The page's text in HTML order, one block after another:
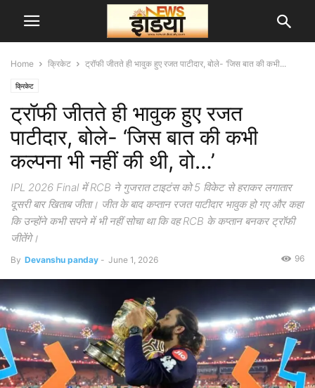
Home क्रिकेट ट्रॉफी जीतते ही भावुक हुए रजत पाटीदार, बोले- ‘जिस बात की कभी...
क्रिकेट
ट्रॉफी जीतते ही भावुक हुए रजत
पाटीदार, बोले- ‘जिस बात की कभी
कल्पना भी नहीं की थी, वो…’
IPL 2026 Final में RCB ने गुजरात टाइटंस को 5 विकेट से हराकर लगातार
दूसरी बार खिताब जीता। जीत के बाद कप्तान रजत पाटीदार भावुक हो गए और कहा
कि उन्होंने कभी सपने में भी नहीं सोचा था कि वह RCB के कप्तान बनकर ट्रॉफी
जीतेंगे।
By Devanshu panday - June 1, 2026 96